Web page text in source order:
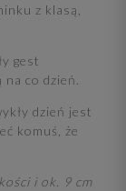
z klasą,
gest
co dzień.
dzień jest
komuś, że
i ok. 9 cm